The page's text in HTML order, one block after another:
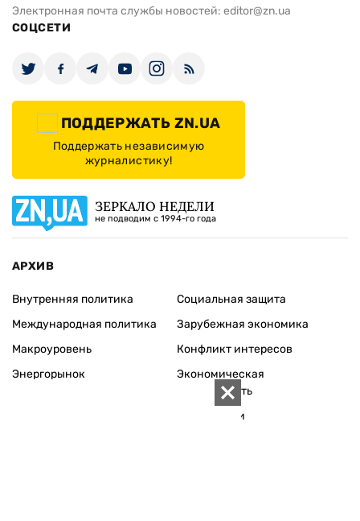
Электронная почта службы новостей: editor@zn.ua
СОЦСЕТИ
ПОДДЕРЖАТЬ ZN.UA
Поддержать независимую
журналистику!
ЗЕРКАЛО НЕДЕЛИ
не подводим с 1994-го года
АРХИВ
Внутренняя политика
Международная политика
Макроуровень
Энергорынок
Социальная защита
Зарубежная экономика
Конфликт интересов
Экономическая
безопасность
Персоналии